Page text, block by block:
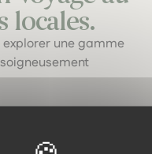
locales.
une gamme
issu de sources
efficacité.